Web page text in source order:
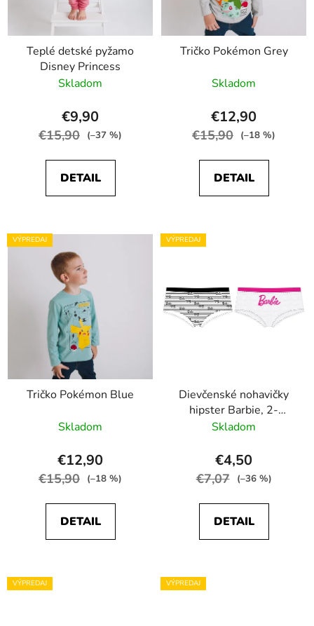
o
d
Teplé detské pyžamo
Disney Princess
Skladom
€9,90
€15,90 (–37 %)
DETAIL
Tričko Pokémon Grey
Skladom
€12,90
€15,90 (–18 %)
DETAIL
VÝPREDAJ
Tričko Pokémon Blue
Skladom
€12,90
€15,90 (–18 %)
DETAIL
VÝPREDAJ
Dievčenské nohavičky
hipster Barbie, 2-
balenie
Skladom
€4,50
€7,07 (–36 %)
DETAIL
VÝPREDAJ VÝPREDAJ